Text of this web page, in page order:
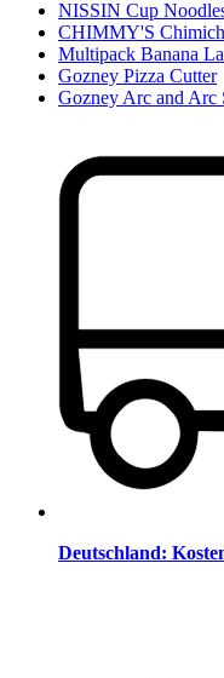
NISSIN Cup
CHIMMY'S
Multipack Banana
Gozney Pizza Cutter
Gozney Arc and Arc
Deutschland: